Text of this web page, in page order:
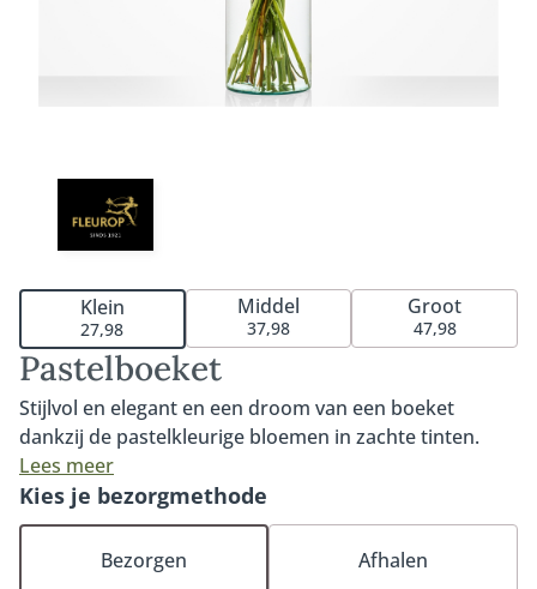
Pastelboeket
Stijlvol en elegant en een droom van een boeket
dankzij de pastelkleurige bloemen in zachte tinten.
Pastelboeket is een lust voor het oog en dankzij de
subtiele kleuren past dit boeket moeiteloos in elk
interieur: van modern en mimalistisch tot klassiek en
landelijk en is het boeket geschikt voor elke
gelegenheid. Dit Pastelboeket komt het beste tot haar
Lees meer
Klein
27,98
Middel
37,98
Groot
47,98
Kies je bezorgmethode
Bezorgen Afhalen